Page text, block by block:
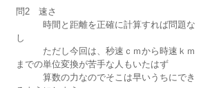
問2　速さ
時間と距離を正確に計算すれば問題な
し
ただし今回は、秒速ｃｍから時速ｋｍ
までの単位変換が苦手な人もいたはず
算数の力なのでそこは早いうちにでき